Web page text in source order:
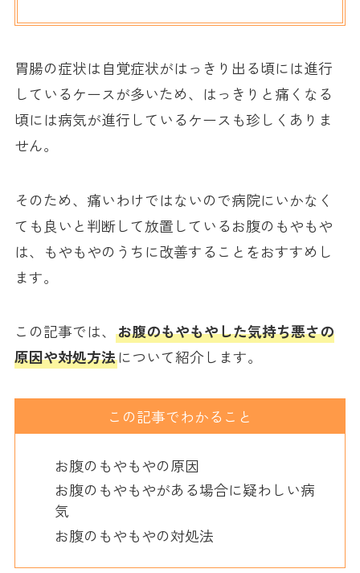
胃腸の症状は自覚症状がはっきり出る頃には進行
しているケースが多いため、はっきりと痛くなる
頃には病気が進行しているケースも珍しくありま
せん。
そのため、痛いわけではないので病院にいかなく
ても良いと判断して放置しているお腹のもやもや
は、もやもやのうちに改善することをおすすめし
ます。
この記事では、 お腹のもやもやした気持ち悪さの
原因や対処方法について紹介します。
この記事でわかること
お腹のもやもやの原因
お腹のもやもやがある場合に疑わしい病
気
お腹のもやもやの対処法